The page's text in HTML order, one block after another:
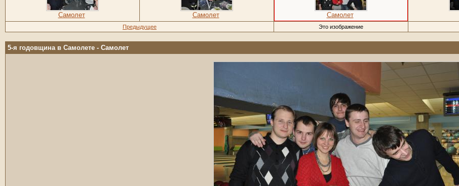
Самолет Самолет Самолет
Предыдущее Это изображение
5-я годовщина в Самолете - Самолет